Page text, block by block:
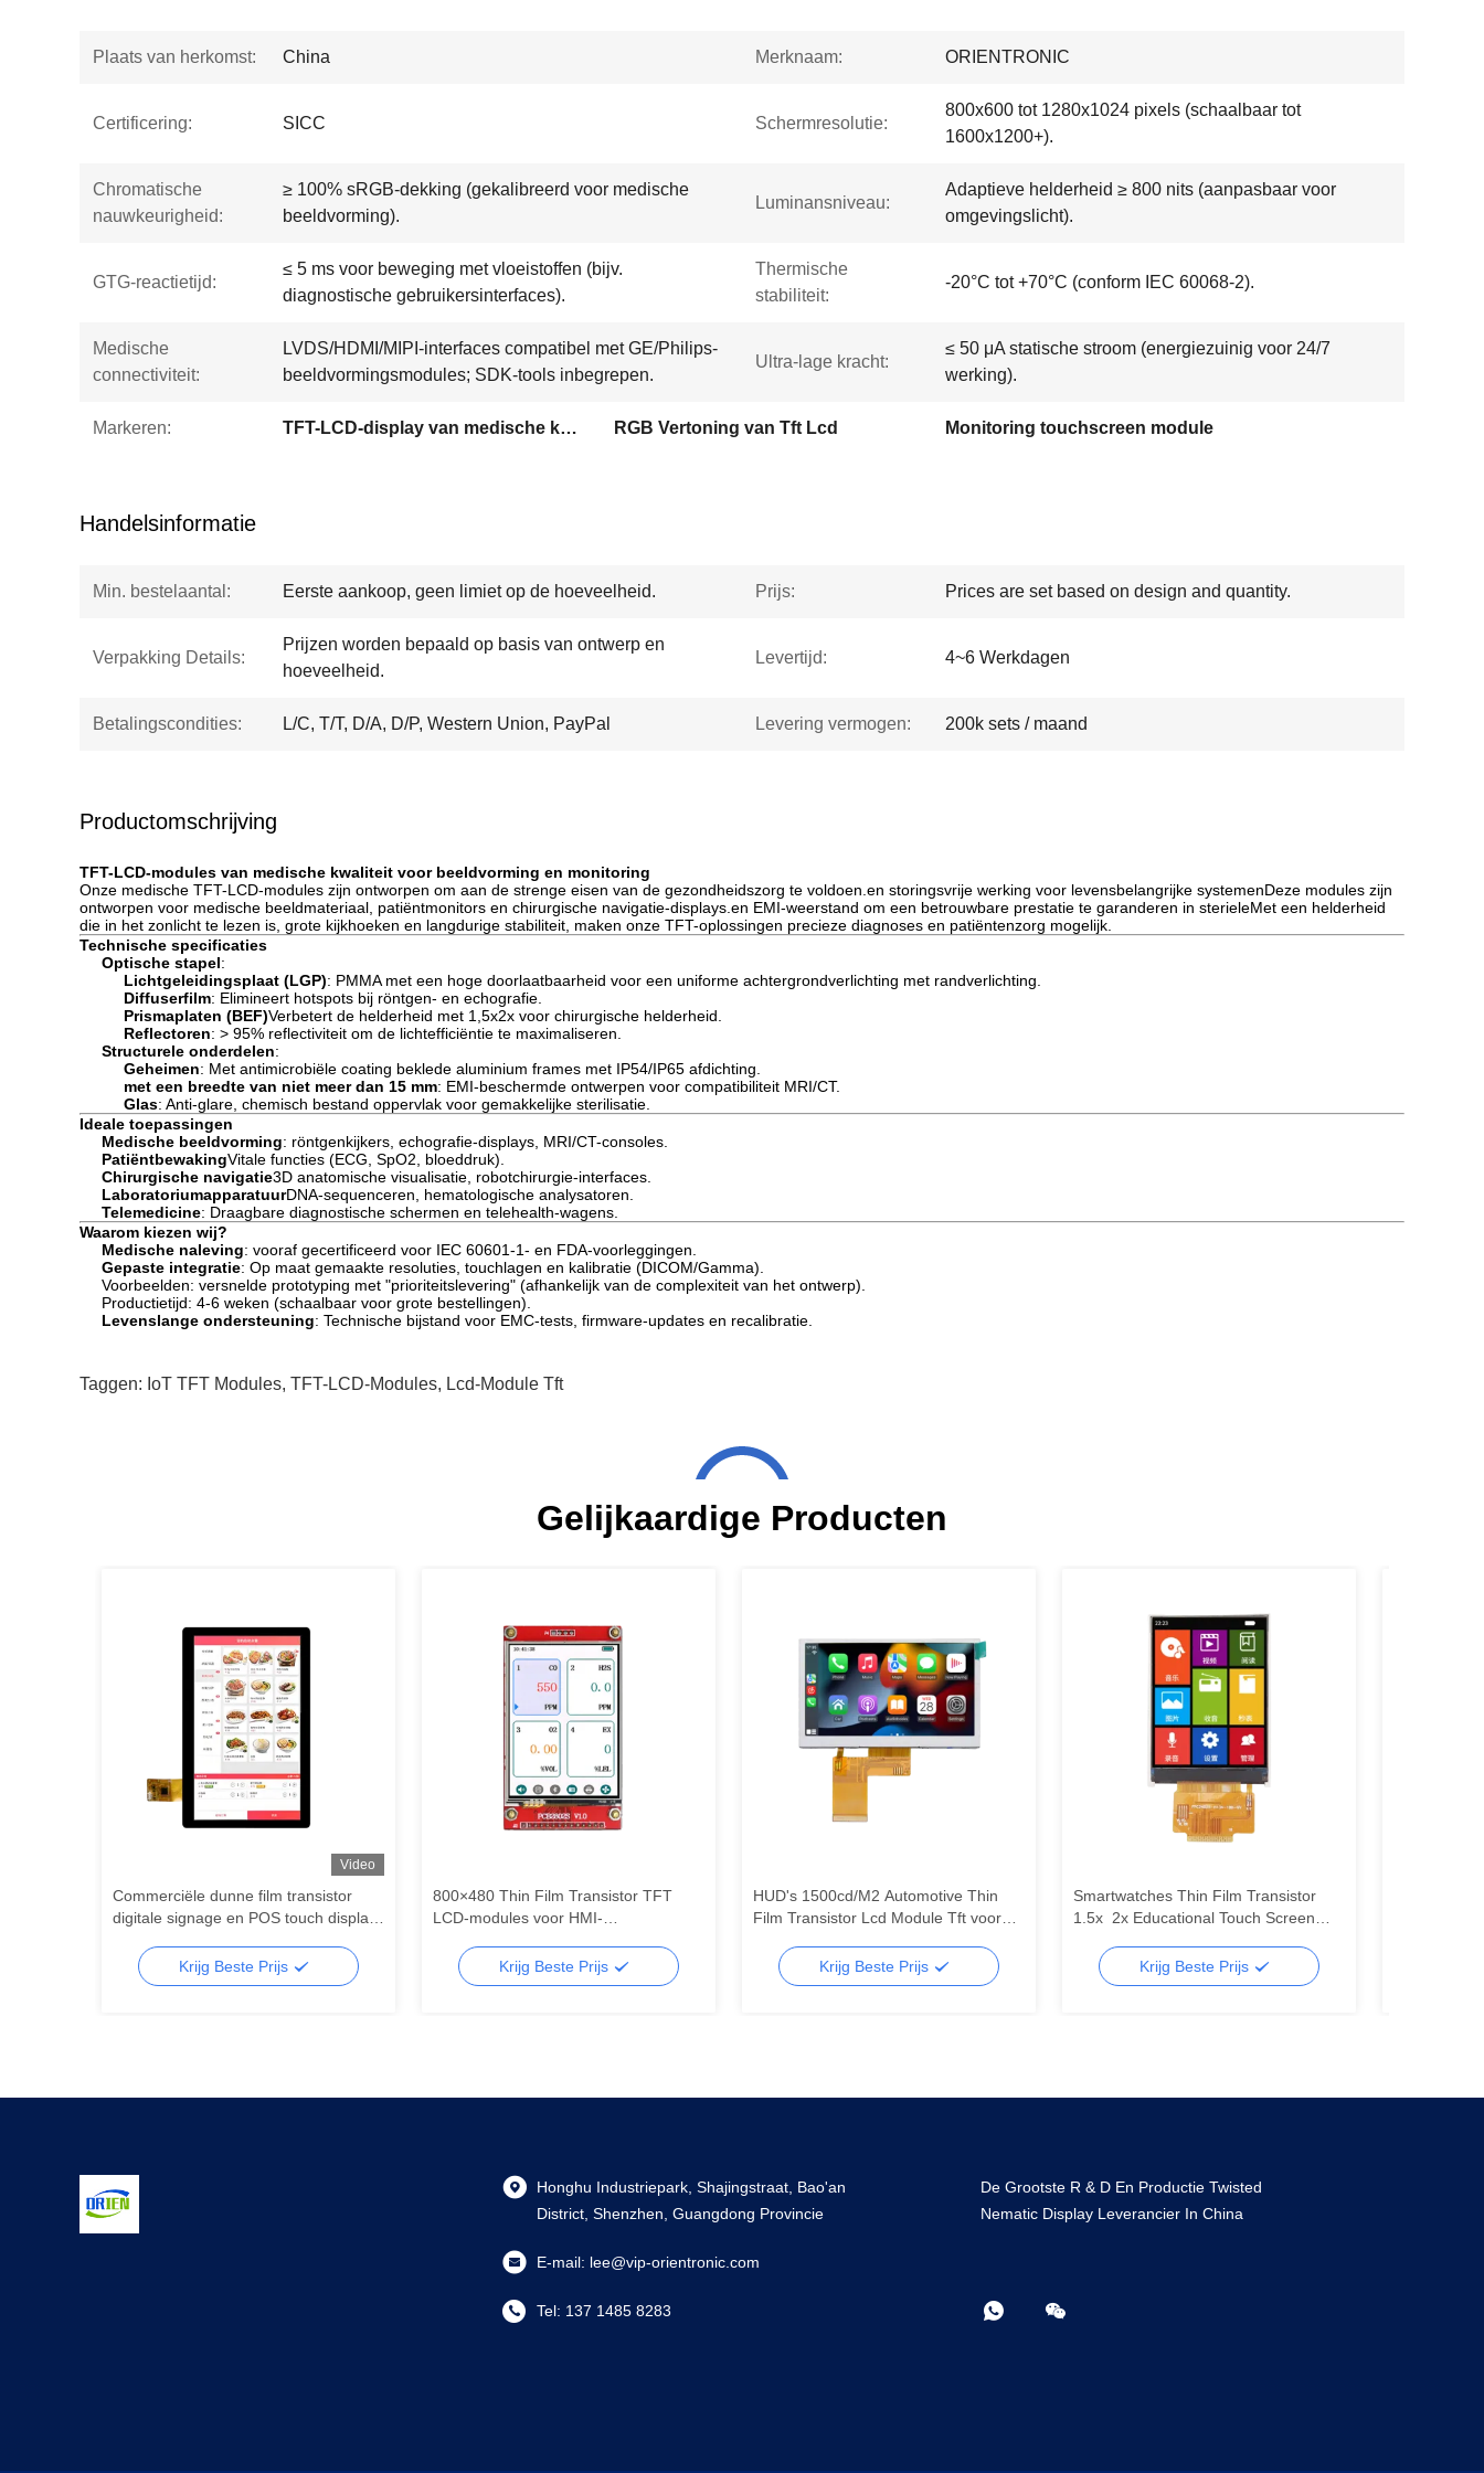
Plaats van herkomst: China Merknaam: ORIENTRONIC
Certificering: SICC Schermresolutie:
800x600 tot 1280x1024 pixels (schaalbaar tot
1600x1200+).
Chromatische
nauwkeurigheid:
≥ 100% sRGB-dekking (gekalibreerd voor medische
beeldvorming).
Luminansniveau:
Adaptieve helderheid ≥ 800 nits (aanpasbaar voor
omgevingslicht).
GTG-reactietijd:
≤ 5 ms voor beweging met vloeistoffen (bijv.
diagnostische gebruikersinterfaces).
Thermische
stabiliteit:
-20°C tot +70°C (conform IEC 60068-2).
Medische
connectiviteit:
LVDS/HDMI/MIPI-interfaces compatibel met GE/Philips-
beeldvormingsmodules; SDK-tools inbegrepen.
Ultra-lage kracht:
≤ 50 μA statische stroom (energiezuinig voor 24/7
werking).
Markeren: TFT-LCD-display van medische kwaliteit RGB Vertoning van Tft Lcd Monitoring touchscreen module
Handelsinformatie
Min. bestelaantal: Eerste aankoop, geen limiet op de hoeveelheid. Prijs: Prices are set based on design and quantity.
Verpakking Details:
Prijzen worden bepaald op basis van ontwerp en
hoeveelheid.
Levertijd: 4~6 Werkdagen
Betalingscondities: L/C, T/T, D/A, D/P, Western Union, PayPal Levering vermogen: 200k sets / maand
Productomschrijving
TFT-LCD-modules van medische kwaliteit voor beeldvorming en monitoring
Onze medische TFT-LCD-modules zijn ontworpen om aan de strenge eisen van de gezondheidszorg te voldoen.en storingsvrije werking voor levensbelangrijke systemenDeze modules zijn
ontworpen voor medische beeldmateriaal, patiëntmonitors en chirurgische navigatie-displays.en EMI-weerstand om een betrouwbare prestatie te garanderen in sterieleMet een helderheid
die in het zonlicht te lezen is, grote kijkhoeken en langdurige stabiliteit, maken onze TFT-oplossingen precieze diagnoses en patiëntenzorg mogelijk.
Technische specificaties
Optische stapel:
Lichtgeleidingsplaat (LGP): PMMA met een hoge doorlaatbaarheid voor een uniforme achtergrondverlichting met randverlichting.
Diffuserfilm: Elimineert hotspots bij röntgen- en echografie.
Prismaplaten (BEF)Verbetert de helderheid met 1,5x2x voor chirurgische helderheid.
Reflectoren: > 95% reflectiviteit om de lichtefficiëntie te maximaliseren.
Structurele onderdelen:
Geheimen: Met antimicrobiële coating beklede aluminium frames met IP54/IP65 afdichting.
met een breedte van niet meer dan 15 mm: EMI-beschermde ontwerpen voor compatibiliteit MRI/CT.
Glas: Anti-glare, chemisch bestand oppervlak voor gemakkelijke sterilisatie.
Ideale toepassingen
Medische beeldvorming: röntgenkijkers, echografie-displays, MRI/CT-consoles.
PatiëntbewakingVitale functies (ECG, SpO2, bloeddruk).
Chirurgische navigatie3D anatomische visualisatie, robotchirurgie-interfaces.
LaboratoriumapparatuurDNA-sequenceren, hematologische analysatoren.
Telemedicine: Draagbare diagnostische schermen en telehealth-wagens.
Waarom kiezen wij?
Medische naleving: vooraf gecertificeerd voor IEC 60601-1- en FDA-voorleggingen.
Gepaste integratie: Op maat gemaakte resoluties, touchlagen en kalibratie (DICOM/Gamma).
Voorbeelden: versnelde prototyping met "prioriteitslevering" (afhankelijk van de complexiteit van het ontwerp).
Productietijd: 4-6 weken (schaalbaar voor grote bestellingen).
Levenslange ondersteuning: Technische bijstand voor EMC-tests, firmware-updates en recalibratie.
Taggen: IoT TFT Modules, TFT-LCD-Modules, Lcd-Module Tft
Gelijkaardige Producten
Video
Commerciële dunne film transistor
digitale signage en POS touch display
Krijg Beste Prijs
800×480 Thin Film Transistor TFT
LCD-modules voor HMI-
Krijg Beste Prijs
HUD's 1500cd/M2 Automotive Thin
Film Transistor Lcd Module Tft voor
Krijg Beste Prijs
Smartwatches Thin Film Transistor
1.5x ️ 2x Educational Touch Screen
Krijg Beste Prijs
Honghu Industriepark, Shajingstraat, Bao'an
District, Shenzhen, Guangdong Provincie
E-mail: lee@vip-orientronic.com
Tel: 137 1485 8283
De Grootste R & D En Productie Twisted
Nematic Display Leverancier In China